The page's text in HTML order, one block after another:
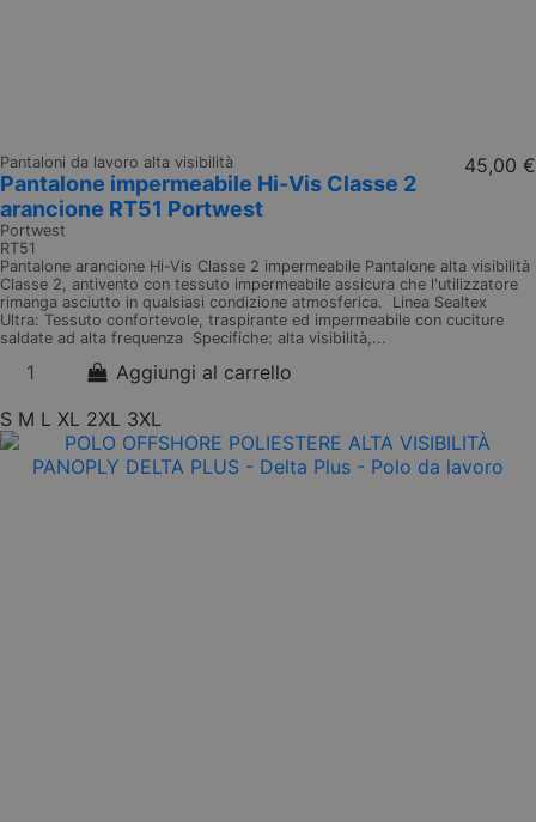
Pantaloni da lavoro alta visibilità
Pantalone impermeabile Hi-Vis Classe 2
arancione RT51 Portwest
Portwest
RT51
45,00 €
Pantalone arancione Hi-Vis Classe 2 impermeabile Pantalone alta visibilità
Classe 2, antivento con tessuto impermeabile assicura che l'utilizzatore
rimanga asciutto in qualsiasi condizione atmosferica. Linea Sealtex
Ultra: Tessuto confortevole, traspirante ed impermeabile con cuciture
saldate ad alta frequenza Specifiche: alta visibilità,...
Aggiungi al carrello
S M L XL 2XL 3XL